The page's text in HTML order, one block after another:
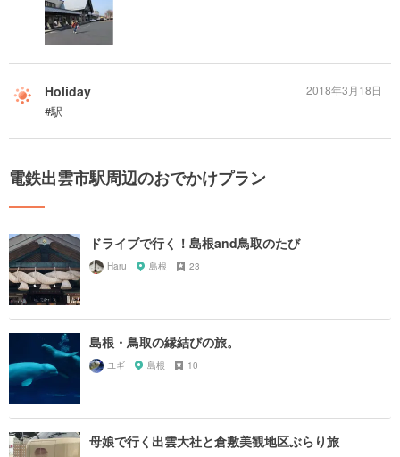
Holiday
#駅
2018年3月18日
電鉄出雲市駅周辺のおでかけプラン
ドライブで行く！島根and鳥取のたび
Haru 島根 23
島根・鳥取の縁結びの旅。
ユギ 島根 10
母娘で行く出雲大社と倉敷美観地区ぶらり旅